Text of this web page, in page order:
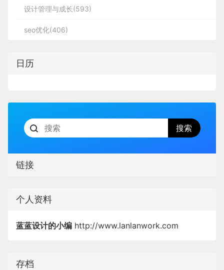
设计管理与成长(593)
seo优化(406)
日历
链接
个人资料
蓝蓝设计的小编 http://www.lanlanwork.com
存档